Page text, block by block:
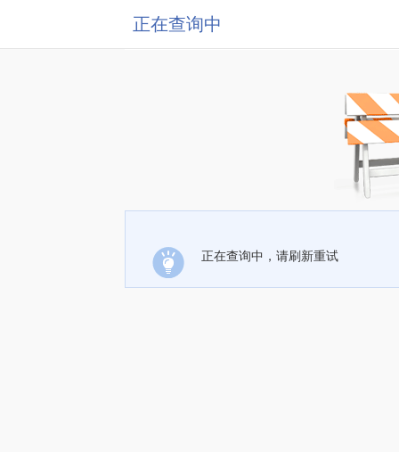
正在查询中
正在查询中，请刷新重试